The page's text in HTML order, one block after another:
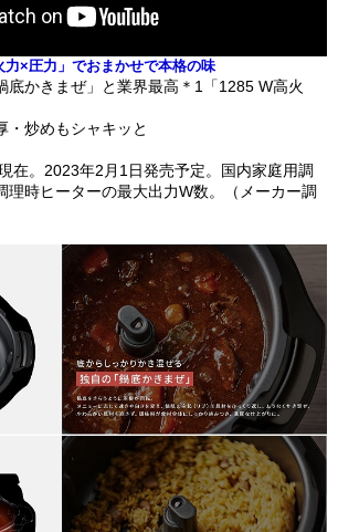
×圧力」でおまかせで本格の味
底かきまぜ」と業界最高＊1「1285 W高火
・炒めもシャキッと
在。2023年2月1日発売予定。国内家庭用調
理時ヒーターの最大出力W数。（メーカー調